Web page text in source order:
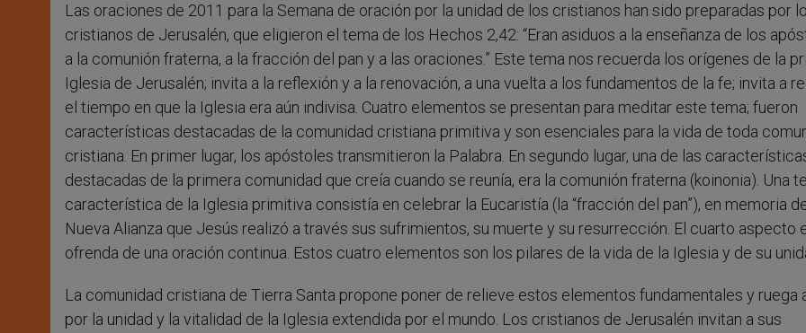
Las oraciones de 2011 para la Semana de oración por la unidad de los cristianos han sido preparadas por
cristianos de Jerusalén, que eligieron el tema de los Hechos 2,42: “Eran asiduos a la enseñanza de los
a la comunión fraterna, a la fracción del pan y a las oraciones.” Este tema nos recuerda los orígenes de la
Iglesia de Jerusalén; invita a la reflexión y a la renovación, a una vuelta a los fundamentos de la fe; invita a
el tiempo en que la Iglesia era aún indivisa. Cuatro elementos se presentan para meditar este tema; fueron
características destacadas de la comunidad cristiana primitiva y son esenciales para la vida de toda
cristiana. En primer lugar, los apóstoles transmitieron la Palabra. En segundo lugar, una de las
destacadas de la primera comunidad que creía cuando se reunía, era la comunión fraterna (koinonia). Una
característica de la Iglesia primitiva consistía en celebrar la Eucaristía (la “fracción del pan”), en memoria
Nueva Alianza que Jesús realizó a través sus sufrimientos, su muerte y su resurrección. El cuarto aspecto
ofrenda de una oración continua. Estos cuatro elementos son los pilares de la vida de la Iglesia y de su
La comunidad cristiana de Tierra Santa propone poner de relieve estos elementos fundamentales y ruega
por la unidad y la vitalidad de la Iglesia extendida por el mundo. Los cristianos de Jerusalén invitan a sus